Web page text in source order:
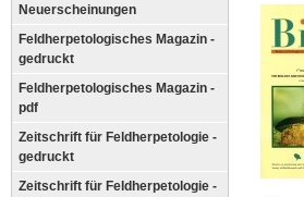
Neuerscheinungen
Feldherpetologisches Magazin -
gedruckt
Feldherpetologisches Magazin -
pdf
Zeitschrift für Feldherpetologie -
gedruckt
Zeitschrift für Feldherpetologie -